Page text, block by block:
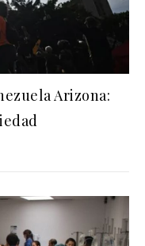
Arizona: